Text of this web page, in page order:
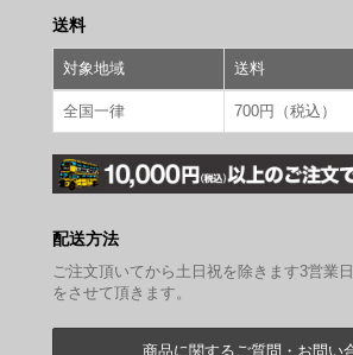
送料
対象地域 送料
全国一律 700円（税込）
配送方法
ご注文頂いてから土日祝を除きます3営業
をさせて頂きます。
商品に関するご質問・お問い